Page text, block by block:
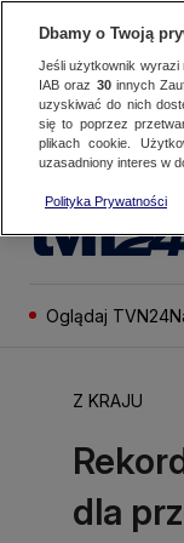
Oglądaj TVN24
Z KRAJU
dla
Dbamy o Twoją
Jeśli użytkownik wyrazi
IAB oraz 30innych
uzyskiwać do nich
się to poprzez
plikach cookie.
uzasadniony interes w
Polityka Prywatności